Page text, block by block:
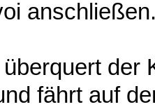
der
fährt auf